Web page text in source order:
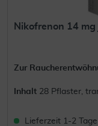
Nikofrenon 14
Zur
Inhalt 28 Pflaster,
Lieferzeit 1-2 Tage